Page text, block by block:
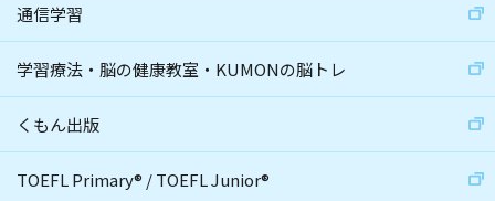
通信学習
学習療法・脳の健康教室・KUMONの脳トレ
くもん出版
TOEFL Primary® /TOEFL Junior®